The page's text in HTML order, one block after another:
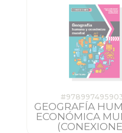
GEOGRAFÍA
ECONÓMICA